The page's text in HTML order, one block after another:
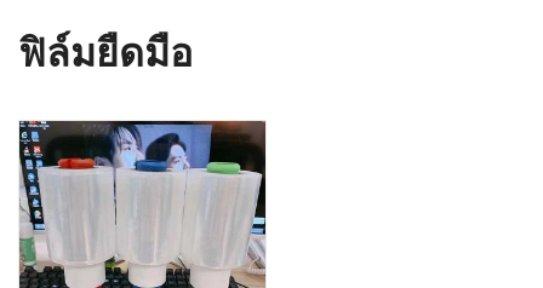
ฟิล์มยืดมือ